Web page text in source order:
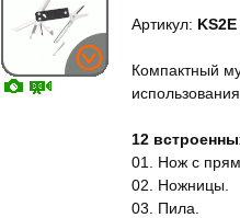
Артикул:
Компактный
использования.
12
01. Нож с
02. Ножницы.
03. Пила.